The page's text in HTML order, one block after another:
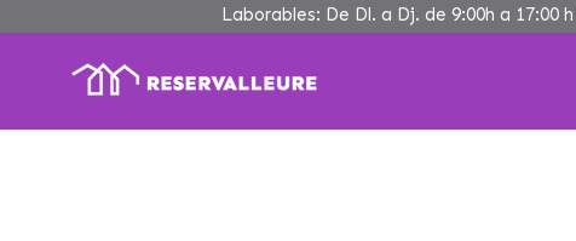
to
Laborables: De Dl. a Dj. de 9:00h a 17:00